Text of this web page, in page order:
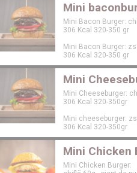
Mini
Mini Bacon Burger:
306 Kcal 320-350 gr
Mini Bacon Burger:
306 Kcal 320-350 gr
Mini
Mini Cheeseburger:
306 Kcal 320-350gr
Mini cheeseburger:
306 Kcal 320-350gr
Mini Chicken
Mini Chicken Burger: